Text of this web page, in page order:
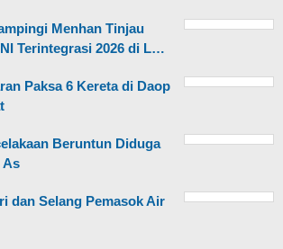
Menhan Tinjau
Terintegrasi 2026 di L…
Paksa 6 Kereta di Daop
Beruntun Diduga
As
dan Selang Pemasok Air